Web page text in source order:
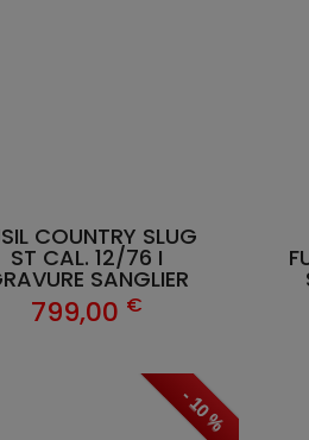
COUNTRY SLUG
ST CAL. 12/76 I
SANGLIER
799,00 €
- 10 %